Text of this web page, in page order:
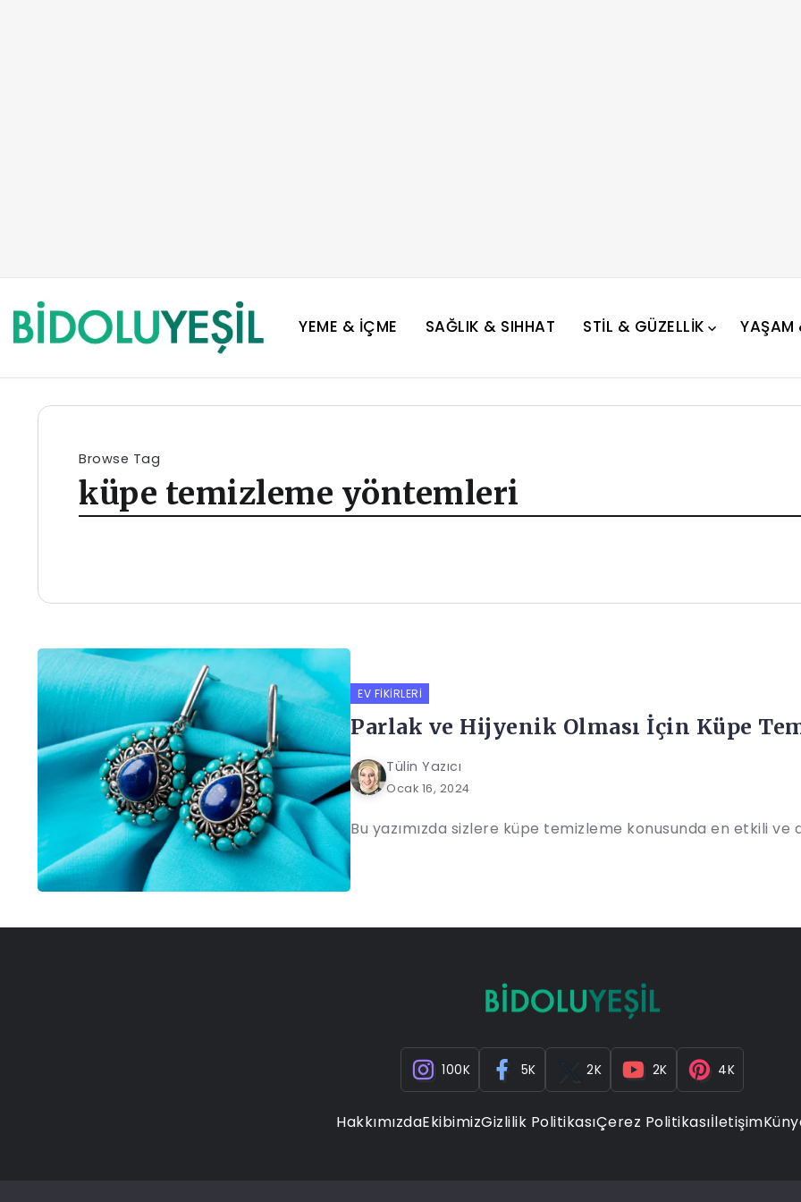
YEME & İÇME SAĞLIK & SIHHAT STIL & GÜZELLIK YAŞAM
Browse Tag
küpe temizleme yöntemleri
EV FIKIRLERI
Parlak ve Hijyenik Olması İçin Küpe
Tülin Yazıcı
Ocak 16, 2024
Bu yazımızda sizlere küpe temizleme konusunda en etkili ve
100K 5K 2K 2K 4K
HakkımızdaEkibimizGizlilik PolitikasıÇerez Politikasıİletişim